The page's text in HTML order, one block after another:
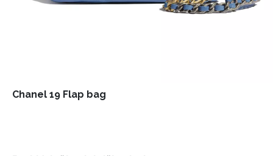
Chanel 19 Flap bag